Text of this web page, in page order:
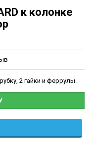
к колонке
2 гайки и феррулы.